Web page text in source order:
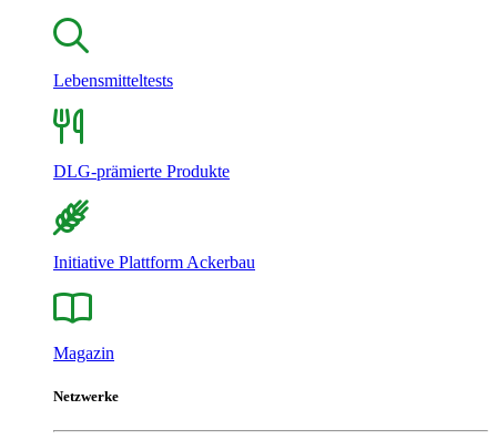
Lebensmitteltests
DLG-prämierte Produkte
Initiative Plattform Ackerbau
Magazin
Netzwerke